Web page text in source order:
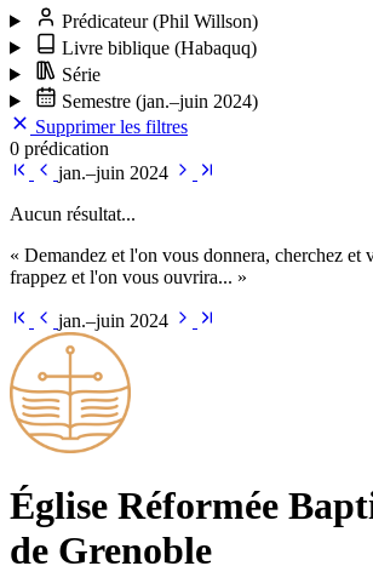
Prédicateur(Phil Willson)
Livre biblique (Habaquq)
Série
Semestre (jan.–juin 2024)
Supprimer les filtres
0 prédication
jan.–juin 2024
Aucun résultat...
« Demandez et l'on vous donnera, cherchez et
frappez et l'on vous ouvrira... »
jan.–juin 2024
Église Ré­for­mée
de Grenoble